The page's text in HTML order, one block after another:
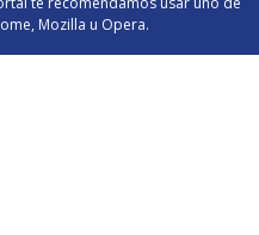
Mozilla u Opera.